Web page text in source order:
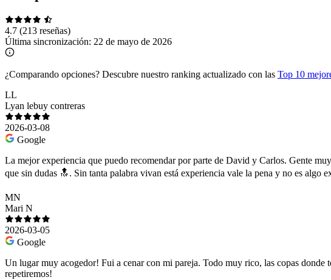
4.7 (213 reseñas)
Última sincronización: 22 de mayo de 2026
¿Comparando opciones? Descubre nuestro ranking actualizado con las Top 10
LL
Lyan lebuy contreras
2026-03-08
Google
La mejor experiencia que puedo recomendar por parte de David y Carlos. Gente
que sin dudas 🔝. Sin tanta palabra vivan está experiencia vale la pena y no es
MN
Mari N
2026-03-05
Google
Un lugar muy acogedor! Fui a cenar con mi pareja. Todo muy rico, las copas
repetiremos!